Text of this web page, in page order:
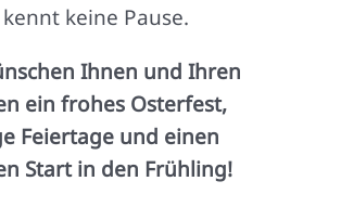
keine Pause.
Ihnen und Ihren
ein frohes Osterfest,
Feiertage und einen
Start in den Frühling!